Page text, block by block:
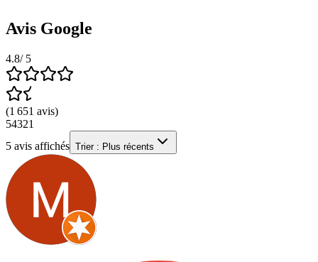
Avis Google
4.8/ 5
(1 651 avis)
54321
5 avis affichés Trier : Plus récents